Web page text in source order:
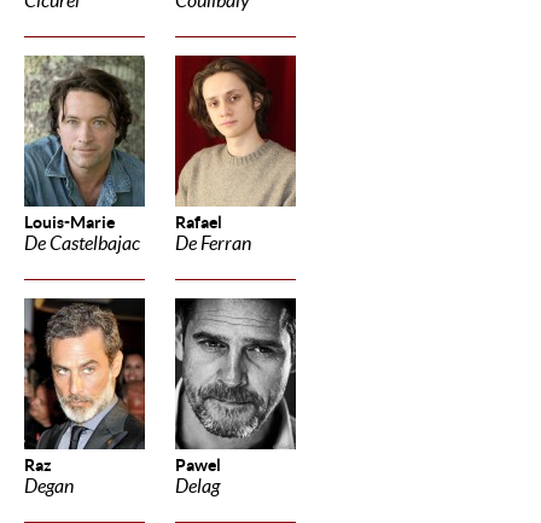
Louis-Marie
De Castelbajac
Rafael
De Ferran
Raz
Degan
Pawel
Delag